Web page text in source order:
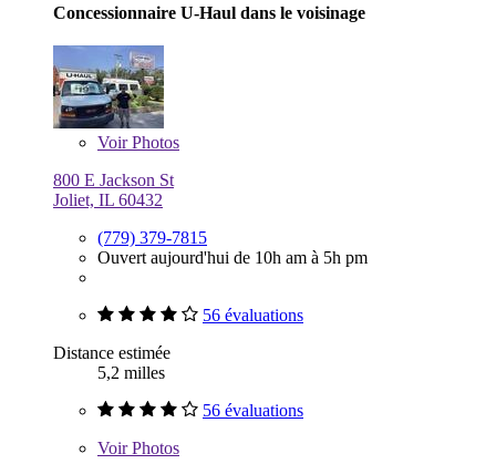
Concessionnaire U-Haul dans le voisinage
VoirPhotos
800 E Jackson St
Joliet, IL 60432
(779) 379-7815
Ouvert aujourd'hui de 10h am à 5h pm
56 évaluations
Distance estimée
5,2 milles
56 évaluations
VoirPhotos